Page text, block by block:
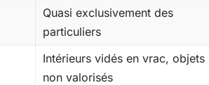
Quasi exclusivement des
particuliers
Intérieurs vidés en vrac, objets
non valorisés